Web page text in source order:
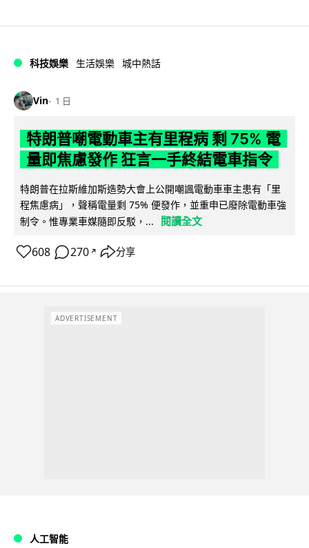
科技娛樂 生活娛樂 城中熱話
Vin 1 日
特朗普嘲電動車主有里程病 剩 75% 電
量即焦慮發作 狂言一手終結電車指令
特朗普在拉斯維加斯造勢大會上公開嘲諷電動車車主患有「里
程焦慮病」，聲稱電量剩 75% 便發作，並重申已廢除電動車強
制令。惟專業車媒隨即反駁，...
閱讀全文
608 270 ↗ 分享
ADVERTISEMENT
人工智能